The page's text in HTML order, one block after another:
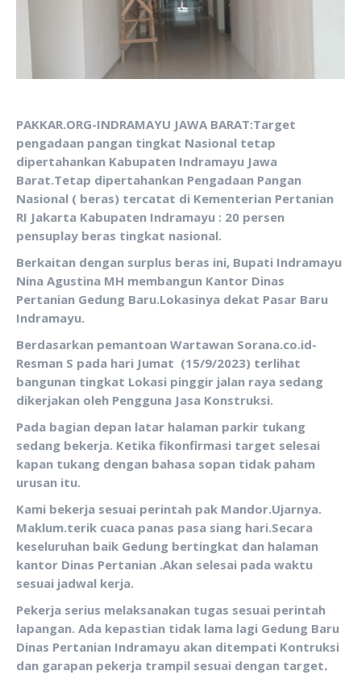
PAKKAR.ORG-INDRAMAYU JAWA BARAT:Target
pengadaan pangan tingkat Nasional tetap
dipertahankan Kabupaten Indramayu Jawa
Barat.Tetap dipertahankan Pengadaan Pangan
Nasional ( beras) tercatat di Kementerian Pertanian
RI Jakarta Kabupaten Indramayu : 20 persen
pensuplay beras tingkat nasional.
Berkaitan dengan surplus beras ini, Bupati Indramayu
Nina Agustina MH membangun Kantor Dinas
Pertanian Gedung Baru.Lokasinya dekat Pasar Baru
Indramayu.
Berdasarkan pemantoan Wartawan Sorana.co.id-
Resman S pada hari Jumat (15/9/2023) terlihat
bangunan tingkat Lokasi pinggir jalan raya sedang
dikerjakan oleh Pengguna Jasa Konstruksi.
Pada bagian depan latar halaman parkir tukang
sedang bekerja. Ketika fikonfirmasi target selesai
kapan tukang dengan bahasa sopan tidak paham
urusan itu.
Kami bekerja sesuai perintah pak Mandor.Ujarnya.
Maklum.terik cuaca panas pasa siang hari.Secara
keseluruhan baik Gedung bertingkat dan halaman
kantor Dinas Pertanian .Akan selesai pada waktu
sesuai jadwal kerja.
Pekerja serius melaksanakan tugas sesuai perintah
lapangan. Ada kepastian tidak lama lagi Gedung Baru
Dinas Pertanian Indramayu akan ditempati Kontruksi
dan garapan pekerja trampil sesuai dengan target.